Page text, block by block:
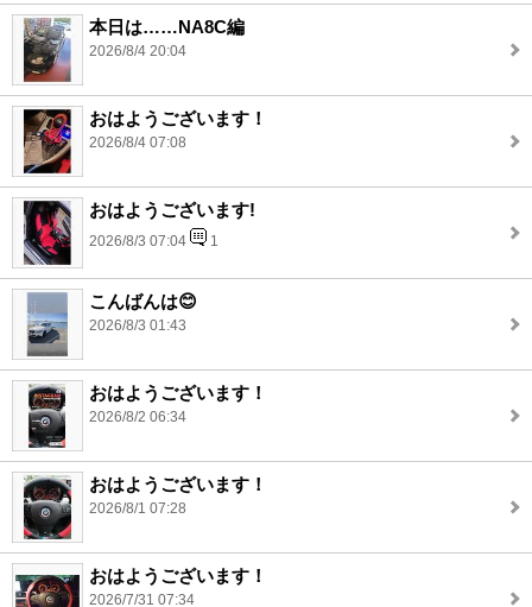
本日は……NA8C編
2026/8/4 20:04
おはようございます！
2026/8/4 07:08
おはようございます!
2026/8/3 07:04 1
こんばんは😊
2026/8/3 01:43
おはようございます！
2026/8/2 06:34
おはようございます！
2026/8/1 07:28
おはようございます！
2026/7/31 07:34